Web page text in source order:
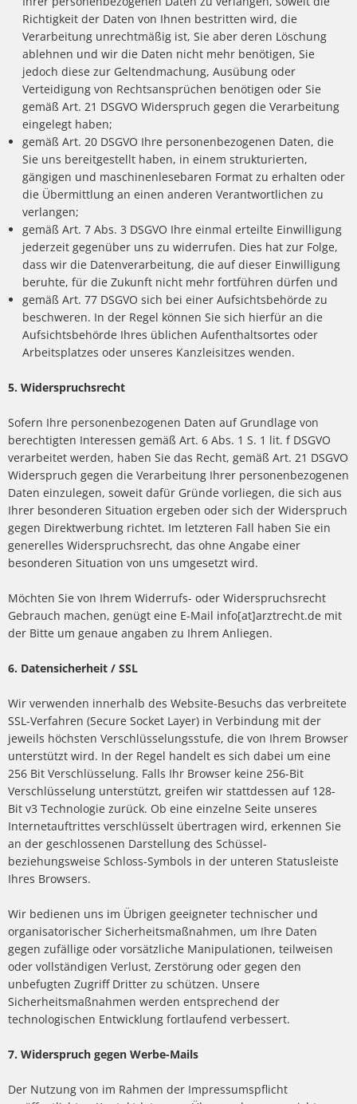
Richtigkeit der Daten von Ihnen bestritten wird, die
Verarbeitung unrechtmäßig ist, Sie aber deren Löschung
ablehnen und wir die Daten nicht mehr benötigen, Sie
jedoch diese zur Geltendmachung, Ausübung oder
Verteidigung von Rechtsansprüchen benötigen oder Sie
gemäß Art. 21 DSGVO Widerspruch gegen die Verarbeitung
eingelegt haben;
gemäß Art. 20 DSGVO Ihre personenbezogenen Daten, die
Sie uns bereitgestellt haben, in einem strukturierten,
gängigen und maschinenlesebaren Format zu erhalten oder
die Übermittlung an einen anderen Verantwortlichen zu
verlangen;
gemäß Art. 7 Abs. 3 DSGVO Ihre einmal erteilte Einwilligung
jederzeit gegenüber uns zu widerrufen. Dies hat zur Folge,
dass wir die Datenverarbeitung, die auf dieser Einwilligung
beruhte, für die Zukunft nicht mehr fortführen dürfen und
gemäß Art. 77 DSGVO sich bei einer Aufsichtsbehörde zu
beschweren. In der Regel können Sie sich hierfür an die
Aufsichtsbehörde Ihres üblichen Aufenthaltsortes oder
Arbeitsplatzes oder unseres Kanzleisitzes wenden.
5. Widerspruchsrecht
Sofern Ihre personenbezogenen Daten auf Grundlage von
berechtigten Interessen gemäß Art. 6 Abs. 1 S. 1 lit. f DSGVO
verarbeitet werden, haben Sie das Recht, gemäß Art. 21 DSGVO
Widerspruch gegen die Verarbeitung Ihrer personenbezogenen
Daten einzulegen, soweit dafür Gründe vorliegen, die sich aus
Ihrer besonderen Situation ergeben oder sich der Widerspruch
gegen Direktwerbung richtet. Im letzteren Fall haben Sie ein
generelles Widerspruchsrecht, das ohne Angabe einer
besonderen Situation von uns umgesetzt wird.
Möchten Sie von Ihrem Widerrufs- oder Widerspruchsrecht
Gebrauch machen, genügt eine E-Mail info[at]arztrecht.de mit
der Bitte um genaue angaben zu Ihrem Anliegen.
6. Datensicherheit / SSL
Wir verwenden innerhalb des Website-Besuchs das verbreitete
SSL-Verfahren (Secure Socket Layer) in Verbindung mit der
jeweils höchsten Verschlüsselungsstufe, die von Ihrem Browser
unterstützt wird. In der Regel handelt es sich dabei um eine
256 Bit Verschlüsselung. Falls Ihr Browser keine 256-Bit
Verschlüsselung unterstützt, greifen wir stattdessen auf 128-
Bit v3 Technologie zurück. Ob eine einzelne Seite unseres
Internetauftrittes verschlüsselt übertragen wird, erkennen Sie
an der geschlossenen Darstellung des Schüssel-
beziehungsweise Schloss-Symbols in der unteren Statusleiste
Ihres Browsers.
Wir bedienen uns im Übrigen geeigneter technischer und
organisatorischer Sicherheitsmaßnahmen, um Ihre Daten
gegen zufällige oder vorsätzliche Manipulationen, teilweisen
oder vollständigen Verlust, Zerstörung oder gegen den
unbefugten Zugriff Dritter zu schützen. Unsere
Sicherheitsmaßnahmen werden entsprechend der
technologischen Entwicklung fortlaufend verbessert.
7. Widerspruch gegen Werbe-Mails
Der Nutzung von im Rahmen der Impressumspflicht